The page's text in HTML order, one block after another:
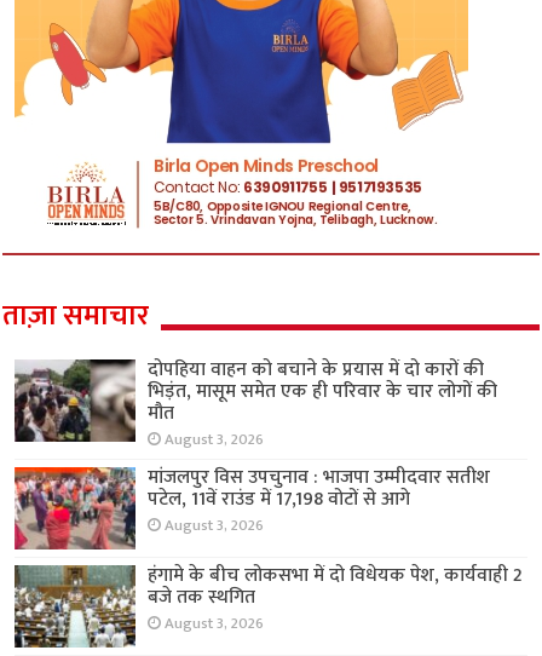
ताज़ा समाचार
दोपहिया वाहन को बचाने के प्रयास में दो कारों की
भिड़ंत, मासूम समेत एक ही परिवार के चार लोगों की
मौत
August 3, 2026
मांजलपुर विस उपचुनाव : भाजपा उम्मीदवार सतीश
पटेल, 11वें राउंड में 17,198 वोटों से आगे
August 3, 2026
हंगामे के बीच लोकसभा में दो विधेयक पेश, कार्यवाही 2
बजे तक स्थगित
August 3, 2026